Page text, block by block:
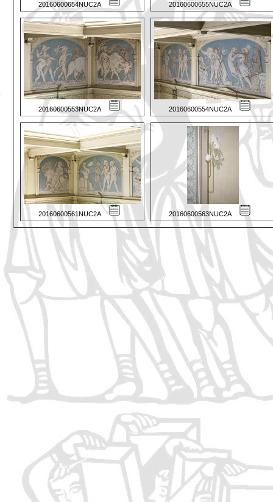
20160600654NUC2A 20160600655NUC2A
20160600553NUC2A 20160600554NUC2A
20160600561NUC2A 20160600563NUC2A